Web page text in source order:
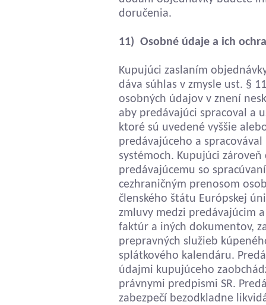
doručenia.
11) Osobné údaje a ich
Kupujúci zaslaním
dáva súhlas v zmysle ust. §
osobných údajov v znení
aby predávajúci spracoval a
ktoré sú uvedené vyššie
predávajúceho a
systémoch. Kupujúci
predávajúcemu so
cezhraničným prenosom
členského štátu Európskej
zmluvy medzi predávajúcim
faktúr a iných dokumentov,
prepravných služieb
splátkového kalendáru.
údajmi kupujúceho
právnymi predpismi SR.
zabezpečí bezodkladne